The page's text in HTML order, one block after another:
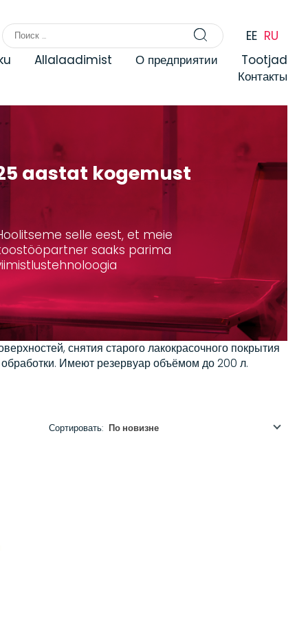
EE RU
Allalaadimist О предприятии
Tootjad
Контакты
aastat kogemust
selle eest, et meie
saaks parima
снятия старого лакокрасочного покрытия
Имеют резервуар объёмом до 200 л.
Сортировать: По новизне